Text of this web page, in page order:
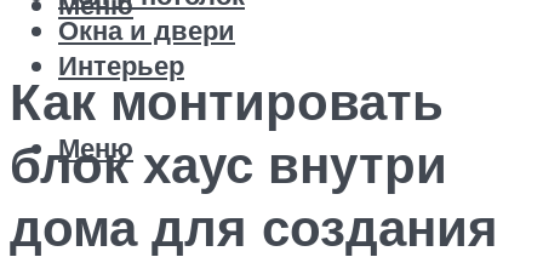
Окна и двери
Интерьер
Меню
Как монтировать
блок хаус внутри
дома для создания